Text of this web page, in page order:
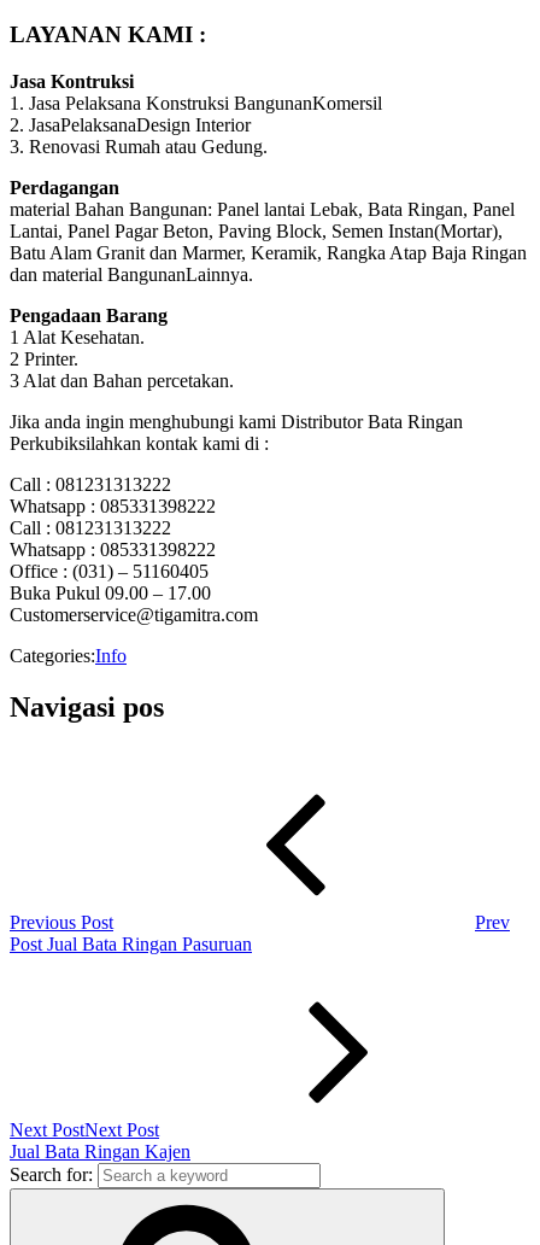
LAYANAN KAMI :
Jasa Kontruksi
1. Jasa Pelaksana Konstruksi BangunanKomersil
2. JasaPelaksanaDesign Interior
3. Renovasi Rumah atau Gedung.
Perdagangan
material Bahan Bangunan: Panel lantai Lebak, Bata Ringan, Panel
Lantai, Panel Pagar Beton, Paving Block, Semen Instan(Mortar),
Batu Alam Granit dan Marmer, Keramik, Rangka Atap Baja Ringan
dan material BangunanLainnya.
Pengadaan Barang
1 Alat Kesehatan.
2 Printer.
3 Alat dan Bahan percetakan.
Jika anda ingin menghubungi kami Distributor Bata Ringan
Perkubiksilahkan kontak kami di :
Call : 081231313222
Whatsapp : 085331398222
Call : 081231313222
Whatsapp : 085331398222
Office : (031) – 51160405
Buka Pukul 09.00 – 17.00
Customerservice@tigamitra.com
Categories:Info
Navigasi pos
Previous Post
Prev
Post Jual Bata Ringan Pasuruan
Next PostNext Post
Jual Bata Ringan Kajen
Search for: